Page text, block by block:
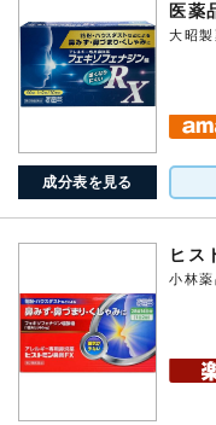
成分表を見る
医薬
大昭製
ヒス
小林